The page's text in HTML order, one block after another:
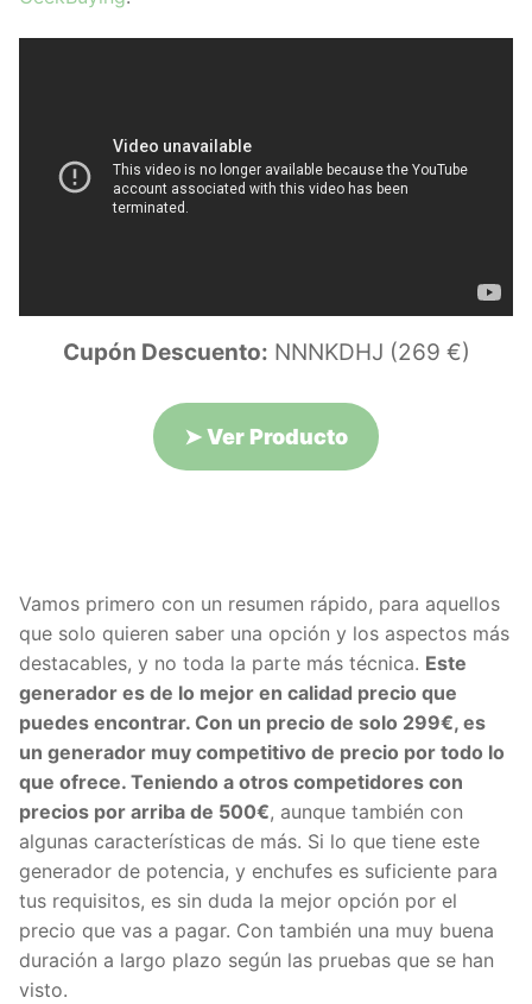
Cupón Descuento: NNNKDHJ (269 €)
➤Ver Producto
Vamos primero con un resumen rápido, para aquellos
que solo quieren saber una opción y los aspectos más
destacables, y no toda la parte más técnica. Este
generador es de lo mejor en calidad precio que
puedes encontrar. Con un precio de solo 299€, es
un generador muy competitivo de precio por todo lo
que ofrece. Teniendo a otros competidores con
precios por arriba de 500€, aunque también con
algunas características de más. Si lo que tiene este
generador de potencia, y enchufes es suficiente para
tus requisitos, es sin duda la mejor opción por el
precio que vas a pagar. Con también una muy buena
duración a largo plazo según las pruebas que se han
visto.